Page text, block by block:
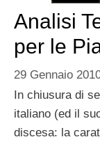
Analisi
per le
29 Gennaio
In chiusura di
italiano (ed il
discesa: la